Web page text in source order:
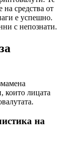
на средства от
е успешно.
с непознати.
които лицата
на